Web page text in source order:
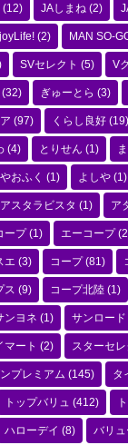
(12) JAしまね (2)
(2) MAN SO-
SVセレクト (5) V
(32) ぎゅーとら (3)
(97) くらし良好 (19)
(4) とりせん (1)
やおふく (1) よしや (1)
アスタラビスタ (1) ア
ープ(1) エーコープ
エ (3) コープ(81)
ス (9) コープ北陸 (1)
ンヨネ (1) サンロード
マート (2) スターセレ
プレミアム (145) タ
トップバリュ (412)
ハローデイ (8) バリ